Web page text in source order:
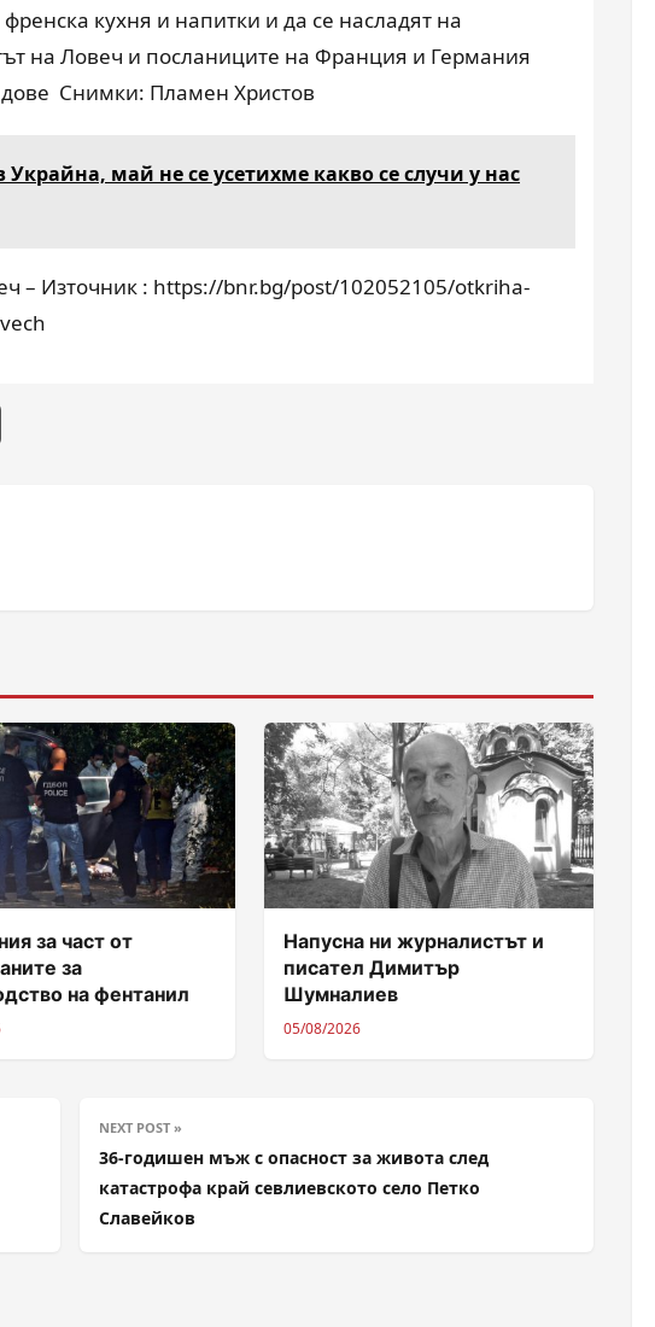
кухня и напитки и да се насладят на
на Ловеч и посланиците на Франция и Германия
Снимки: Пламен Христов
май не се усетихме какво се случи у нас
– Източник : https://bnr.bg/post/102052105/otkriha-
за част от
за
на фентанил
Напусна ни журналистът и
писател Димитър
Шумналиев
05/08/2026
NEXT POST »
36-годишен мъж с опасност за живота след
катастрофа край севлиевското село Петко
Славейков